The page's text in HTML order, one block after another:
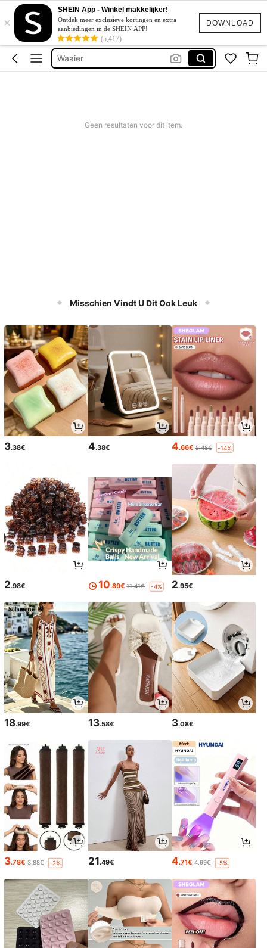
DOWNLOAD
×
SHEIN App - Winkel makkelijker!
Ontdek meer exclusieve kortingen en extra
aanbiedingen in de SHEIN APP!
(5,417)
Sqiushy
Squishy
Bedazzling Kit
Waaier
Geen resultaten voor dit item.
Misschien Vindt U Dit Ook Leuk
3.38€ 4.38€ 4.66€ 5.48€ -14%
2.98€ 10.89€ 11.41€ -4% 2.95€
18.99€ 13.58€ 3.08€
3.78€ 3.88€ -2% 21.49€ 4.71€ 4.99€ -5%